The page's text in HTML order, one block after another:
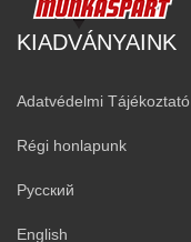
KIADVÁNYAINK
Adatvédelmi Tájékoztató
Régi honlapunk
Русский
English